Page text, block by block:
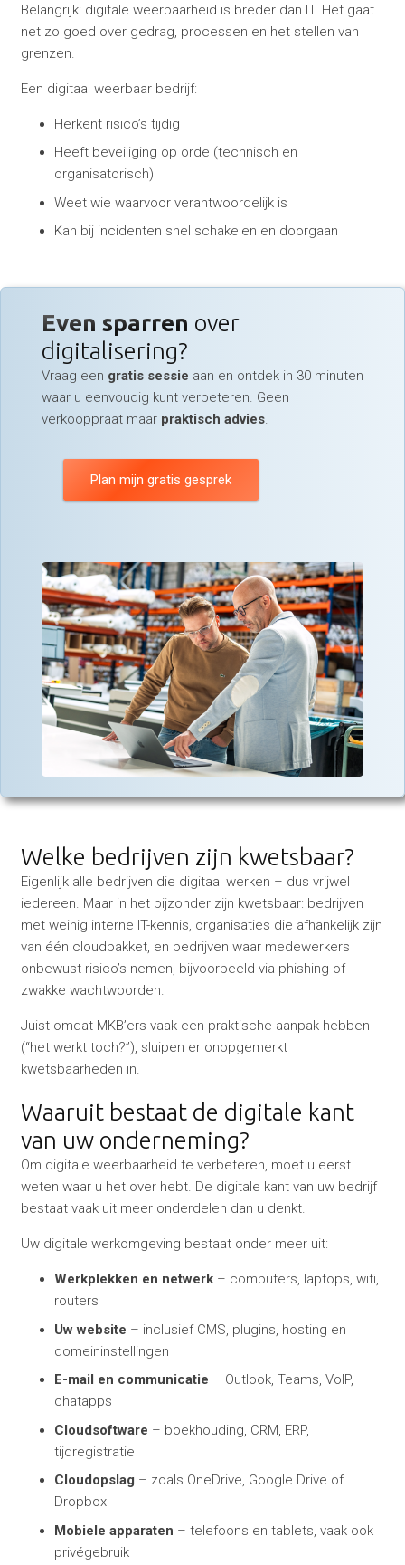
Belangrijk: digitale weerbaarheid is breder dan IT. Het gaat
net zo goed over gedrag, processen en het stellen van
grenzen.
Een digitaal weerbaar bedrijf:
Herkent risico’s tijdig
Heeft beveiliging op orde (technisch en
organisatorisch)
Weet wie waarvoor verantwoordelijk is
Kan bij incidenten snel schakelen en doorgaan
Even sparren over
digitalisering?
Vraag een gratis sessie aan en ontdek in 30 minuten
waar u eenvoudig kunt verbeteren. Geen
verkooppraat maar praktisch advies
Plan mijn gratis gesprek
Welke bedrijven zijn kwetsbaar?
Eigenlijk alle bedrijven die digitaal werken – dus vrijwel
iedereen. Maar in het bijzonder zijn kwetsbaar: bedrijven
met weinig interne IT-kennis, organisaties die afhankelijk zijn
van één cloudpakket, en bedrijven waar medewerkers
onbewust risico’s nemen, bijvoorbeeld via phishing of
zwakke wachtwoorden.
Juist omdat MKB’ers vaak een praktische aanpak hebben
(“het werkt toch?”), sluipen er onopgemerkt
kwetsbaarheden in.
Waaruit bestaat de digitale kant
van uw onderneming?
Om digitale weerbaarheid te verbeteren, moet u eerst
weten waar u het over hebt. De digitale kant van uw bedrijf
bestaat vaak uit meer onderdelen dan u denkt.
Uw digitale werkomgeving bestaat onder meer uit:
Werkplekken en netwerk – computers, laptops, wifi,
routers
Uw website – inclusief CMS, plugins, hosting en
domeininstellingen
E-mail en communicatie – Outlook, Teams, VoIP,
chatapps
Cloudsoftware – boekhouding, CRM, ERP,
tijdregistratie
Cloudopslag – zoals OneDrive, Google Drive of
Dropbox
Mobiele apparaten – telefoons en tablets, vaak ook
privégebruik